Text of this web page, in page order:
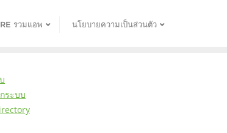
รวมแอพ นโยบายความเป็นส่วนตัว
ระบบ